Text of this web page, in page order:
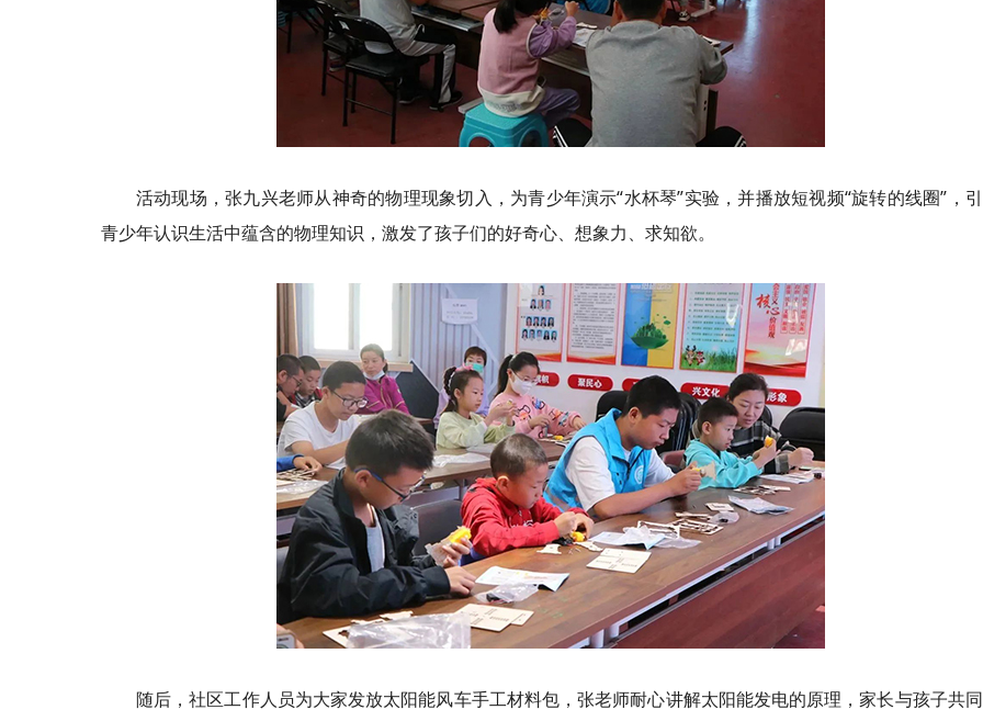
活动现场，张九兴老师从神奇的物理现象切入，为青少年演示“水杯琴”实验，并播放短视频“旋转的线圈”，
青少年认识生活中蕴含的物理知识，激发了孩子们的好奇心、想象力、求知欲。
随后，社区工作人员为大家发放太阳能风车手工材料包，张老师耐心讲解太阳能发电的原理，家长与孩子共